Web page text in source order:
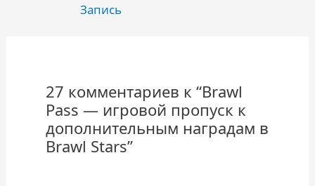
Запись
27 комментариев к “Brawl
Pass — игровой пропуск к
дополнительным наградам в
Brawl Stars”